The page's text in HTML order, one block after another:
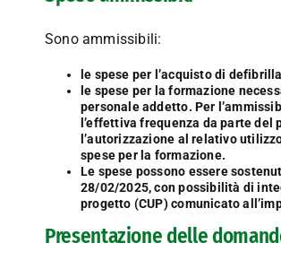
Sono ammissibili:
le spese per l’acquisto di
le spese per la formazione
personale addetto. Per
l’effettiva frequenza da parte
l’autorizzazione al relativo
spese per la formazione.
Le spese possono essere
28/02/2025, con possibilità di
progetto (CUP) comunicato
Presentazione delle